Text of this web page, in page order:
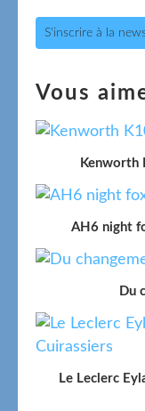
S'inscrire à la
Vous
Kenworth
AH6 night
Du
Le Leclerc